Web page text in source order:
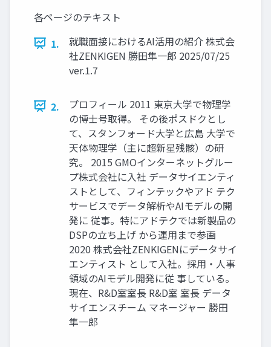
各ページのテキスト
1.
就職面接におけるAI活用の紹介 株式会
社ZENKIGEN 勝田隼一郎 2025/07/25
ver.1.7
2.
プロフィール 2011 東京大学で物理学
の博士号取得。 その後ポスドクとし
て、スタンフォード大学と広島 大学で
天体物理学（主に超新星残骸）の研
究。 2015 GMOインターネットグルー
プ株式会社に入社 データサイエンティ
ストとして、フィンテックやアド テク
サービスでデータ解析やAIモデルの開
発に 従事。特にアドテクでは新製品の
DSPの立ち上げ から運用まで参画
2020 株式会社ZENKIGENにデータサイ
エンティスト として入社。採用・人事
領域のAIモデル開発に従 事している。
現在、R&D室室長 R&D室 室長 データ
サイエンスチーム マネージャー 勝田
隼一郎